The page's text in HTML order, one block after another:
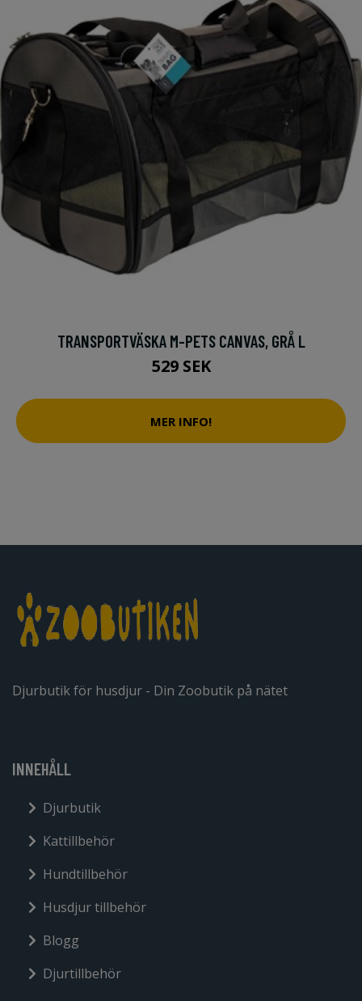
TRANSPORTVÄSKA M-PETS CANVAS, GRÅ L
529 SEK
MER INFO!
Djurbutik för husdjur - Din Zoobutik på nätet
INNEHÅLL
Djurbutik
Kattillbehör
Hundtillbehör
Husdjur tillbehör
Blogg
Djurtillbehör